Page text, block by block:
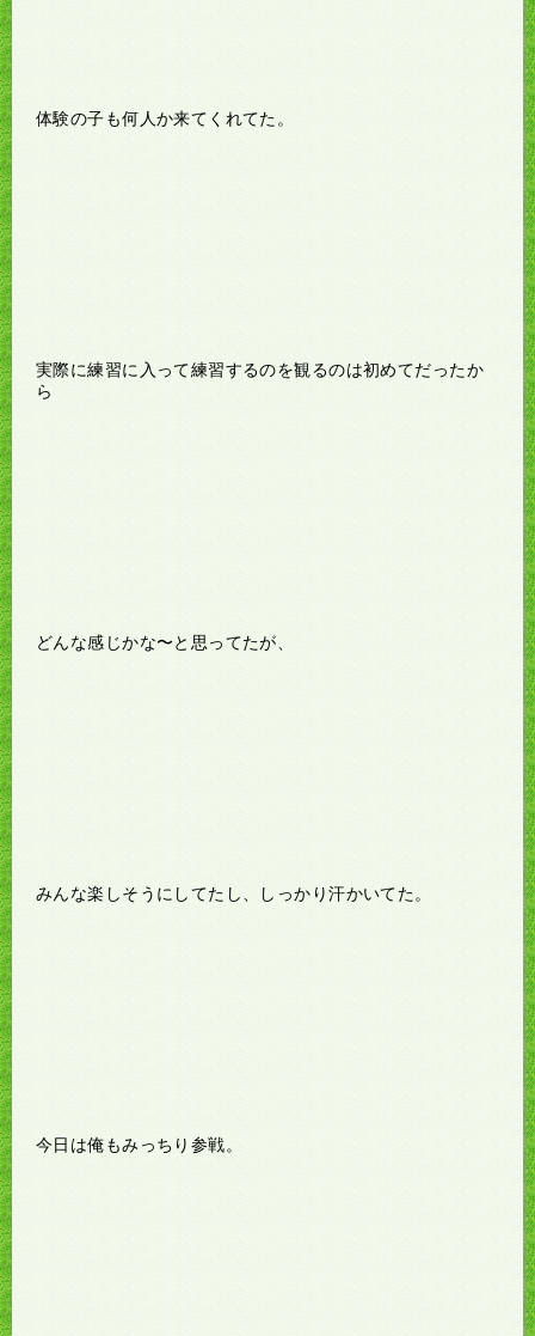
体験の子も何人か来てくれてた。
実際に練習に入って練習するのを観るのは初めてだったか
ら
どんな感じかな〜と思ってたが、
みんな楽しそうにしてたし、しっかり汗かいてた。
今日は俺もみっちり参戦。